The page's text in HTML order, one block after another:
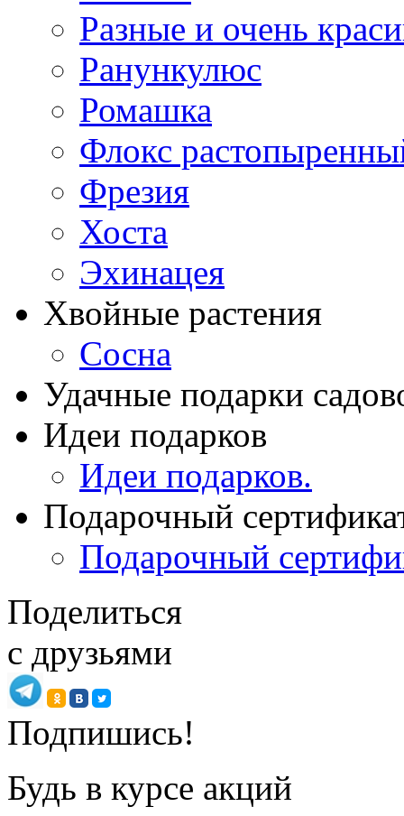
Разные и очень
Ранункулюс
Ромашка
Флокс
Фрезия
Хоста
Эхинацея
Хвойные растения
Сосна
Удачные подарки
Идеи подарков
Идеи подарков.
Подарочный
Подарочный
Поделиться
с друзьями
Подпишись!
Будь в курсе акций